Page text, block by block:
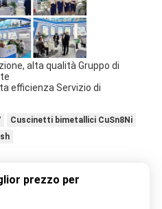
alta qualità Gruppo di
efficienza Servizio di
Cuscinetti bimetallici CuSn8Ni
prezzo per